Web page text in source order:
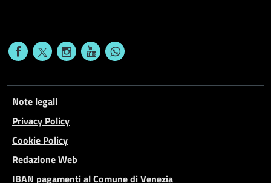
Note legali
Privacy Policy
Cookie Policy
Redazione Web
IBAN pagamenti al Comune di Venezia